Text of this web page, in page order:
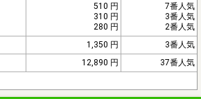
510 円
310 円
280 円
7番人気
3番人気
2番人気
1,350 円
3番人気
12,890 円
37番人気